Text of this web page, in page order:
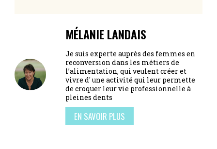
MÉLANIE LANDAIS
Je suis experte auprès des femmes en
reconversion dans les métiers de
l’alimentation, qui veulent créer et
vivre d' une activité qui leur permette
de croquer leur vie professionnelle à
pleines dents
EN SAVOIR PLUS